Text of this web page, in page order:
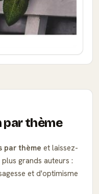
par thème
par thème et laissez-
grands auteurs :
et d'optimisme